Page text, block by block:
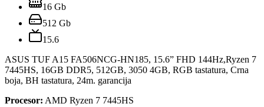
16 Gb
512 Gb
15.6
ASUS TUF A15 FA506NCG-HN185, 15.6” FHD 144Hz,Ryzen 7
7445HS, 16GB DDR5, 512GB, 3050 4GB, RGB tastatura, Crna
boja, BH tastatura, 24m. garancija
Procesor: AMD Ryzen 7 7445HS